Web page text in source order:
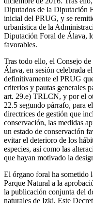
Diputados de la Diputación
inicial del PRUG, y se
urbanística de la
Diputación Foral de Álava,
favorables.
Tras todo ello, el Consejo
Álava, en sesión celebrada
definitivamente el PRUG
criterios y pautas generales
art. 29.e) TRLCN, y por el
22.5 segundo párrafo, para
directrices de gestión que
conservación, las medidas
un estado de conservación
evitar el deterioro de los
especies, así como las
que hayan motivado la
El órgano foral ha sometido
Parque Natural a la
la publicación conjunta del
naturales de Izki. Este